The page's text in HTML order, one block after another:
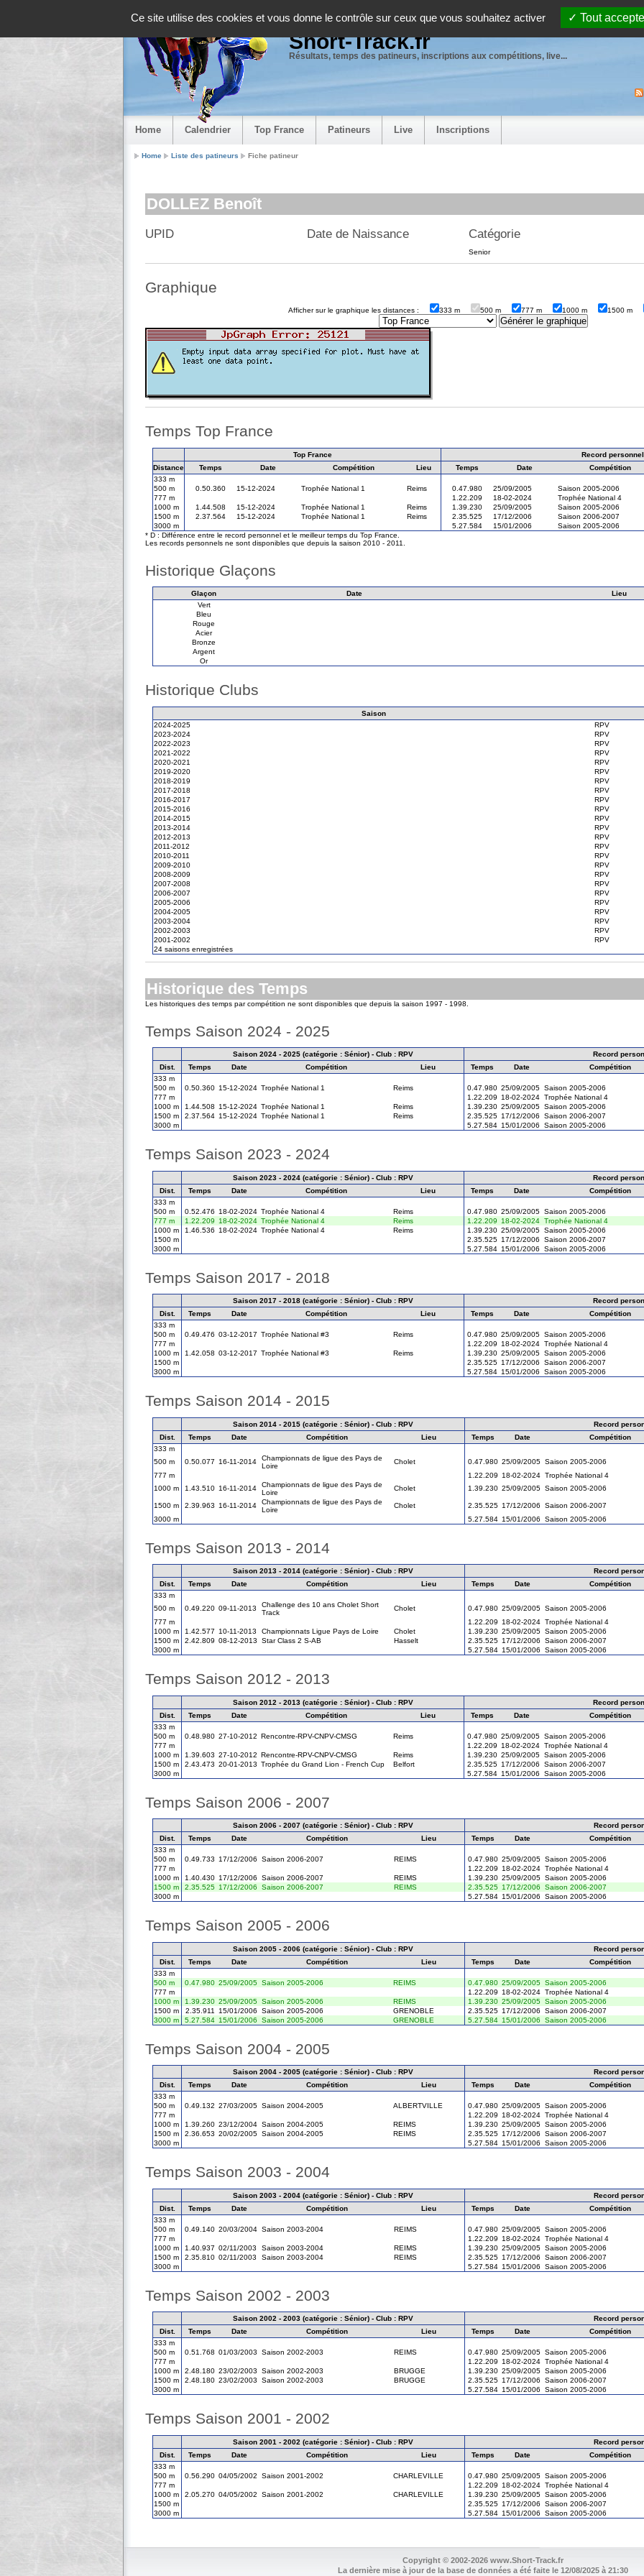
Ce site utilise des cookies et vous donne le contrôle sur ceux que vous souhaitez activer Tout
Short-Track.fr
Résultats, temps des patineurs, inscriptions aux compétitions, live...
Home Calendrier Top France Patineurs Live Inscriptions
Home Liste des patineurs Fiche patineur
DOLLEZ Benoît
UPID Date de Naissance Catégorie
Senior
Graphique
Afficher sur le graphique les distances : 333 m 500 m 777 m 1000 m 1500 m
Temps Top France
Top France
Record personnel
Distance
Temps Date Compétition Lieu Temps Date
Compétition
333 m
500 m
0.50.360 15-12-2024 Trophée National 1 Reims 0.47.980 25/09/2005
Saison 2005-2006
777 m
1.22.209 18-02-2024
Trophée National 4
1000 m
1.44.508 15-12-2024 Trophée National 1 Reims 1.39.230 25/09/2005
Saison 2005-2006
1500 m
2.37.564 15-12-2024 Trophée National 1 Reims 2.35.525 17/12/2006
Saison 2006-2007
3000 m
5.27.584 15/01/2006
Saison 2005-2006
* D : Différence entre le record personnel et le meilleur temps du Top France.
Les records personnels ne sont disponibles que depuis la saison 2010 - 2011.
Historique Glaçons
Glaçon Date
Lieu
Vert
Bleu
Rouge
Acier
Bronze
Argent
Or
Historique Clubs
Saison
2024-2025
RPV
2023-2024
RPV
2022-2023
RPV
2021-2022
RPV
2020-2021
RPV
2019-2020
RPV
2018-2019
RPV
2017-2018
RPV
2016-2017
RPV
2015-2016
RPV
2014-2015
RPV
2013-2014
RPV
2012-2013
RPV
2011-2012
RPV
2010-2011
RPV
2009-2010
RPV
2008-2009
RPV
2007-2008
RPV
2006-2007
RPV
2005-2006
RPV
2004-2005
RPV
2003-2004
RPV
2002-2003
RPV
2001-2002
RPV
24 saisons enregistrées
Historique des Temps
Les historiques des temps par compétition ne sont disponibles que depuis la saison 1997 - 1998.
Temps Saison 2024 - 2025
Saison 2024 - 2025 (catégorie : Sénior) - Club : RPV
Record
Dist.
Temps Date Compétition Lieu Temps Date
Compétition
333 m
500 m
0.50.360 15-12-2024 Trophée National 1 Reims 0.47.980 25/09/2005 Saison 2005-2006
777 m
1.22.209 18-02-2024 Trophée National 4
1000 m
1.44.508 15-12-2024 Trophée National 1 Reims 1.39.230 25/09/2005 Saison 2005-2006
1500 m
2.37.564 15-12-2024 Trophée National 1 Reims 2.35.525 17/12/2006
Saison 2006-2007
3000 m
5.27.584 15/01/2006 Saison 2005-2006
Temps Saison 2023 - 2024
Saison 2023 - 2024 (catégorie : Sénior) - Club : RPV
Record
Dist.
Temps Date Compétition Lieu Temps Date
Compétition
333 m
500 m
0.52.476 18-02-2024 Trophée National 4 Reims 0.47.980 25/09/2005 Saison 2005-2006
777 m
1.22.209 18-02-2024 Trophée National 4 Reims 1.22.209 18-02-2024 Trophée National 4
1000 m
1.46.536 18-02-2024 Trophée National 4 Reims 1.39.230 25/09/2005 Saison 2005-2006
1500 m
2.35.525 17/12/2006
Saison 2006-2007
3000 m
5.27.584 15/01/2006 Saison 2005-2006
Temps Saison 2017 - 2018
Saison 2017 - 2018 (catégorie : Sénior) - Club : RPV
Record
Dist.
Temps Date Compétition Lieu Temps Date
Compétition
333 m
500 m
0.49.476 03-12-2017 Trophée National #3 Reims 0.47.980 25/09/2005 Saison 2005-2006
777 m
1.22.209 18-02-2024 Trophée National 4
1000 m
1.42.058 03-12-2017 Trophée National #3 Reims 1.39.230 25/09/2005 Saison 2005-2006
1500 m
2.35.525 17/12/2006
Saison 2006-2007
3000 m
5.27.584 15/01/2006 Saison 2005-2006
Temps Saison 2014 - 2015
Saison 2014 - 2015 (catégorie : Sénior) - Club : RPV
Record
Dist.
Temps Date Compétition Lieu Temps Date
Compétition
333 m
500 m
0.50.077 16-11-2014
Championnats de ligue des Pays de
Loire
Cholet 0.47.980 25/09/2005 Saison 2005-2006
777 m
1.22.209 18-02-2024 Trophée National 4
1000 m
1.43.510 16-11-2014
Championnats de ligue des Pays de
Loire
Cholet 1.39.230 25/09/2005 Saison 2005-2006
1500 m 2.39.963 16-11-2014
Championnats de ligue des Pays de
Loire
Cholet 2.35.525 17/12/2006
Saison 2006-2007
3000 m
5.27.584 15/01/2006 Saison 2005-2006
Temps Saison 2013 - 2014
Saison 2013 - 2014 (catégorie : Sénior) - Club : RPV
Record
Dist.
Temps Date Compétition Lieu Temps Date
Compétition
333 m
500 m
0.49.220 09-11-2013
Challenge des 10 ans Cholet Short
Track
Cholet 0.47.980 25/09/2005 Saison 2005-2006
777 m
1.22.209 18-02-2024 Trophée National 4
1000 m
1.42.577 10-11-2013 Championnats Ligue Pays de Loire Cholet 1.39.230 25/09/2005 Saison 2005-2006
1500 m
2.42.809 08-12-2013 Star Class 2 S-AB Hasselt 2.35.525 17/12/2006
Saison 2006-2007
3000 m
5.27.584 15/01/2006 Saison 2005-2006
Temps Saison 2012 - 2013
Saison 2012 - 2013 (catégorie : Sénior) - Club : RPV
Record
Dist.
Temps Date Compétition Lieu Temps Date
Compétition
333 m
500 m
0.48.980 27-10-2012 Rencontre-RPV-CNPV-CMSG Reims 0.47.980 25/09/2005 Saison 2005-2006
777 m
1.22.209 18-02-2024 Trophée National 4
1000 m
1.39.603 27-10-2012 Rencontre-RPV-CNPV-CMSG Reims 1.39.230 25/09/2005 Saison 2005-2006
1500 m
2.43.473 20-01-2013 Trophée du Grand Lion - French Cup Belfort 2.35.525 17/12/2006
Saison 2006-2007
3000 m
5.27.584 15/01/2006 Saison 2005-2006
Temps Saison 2006 - 2007
Saison 2006 - 2007 (catégorie : Sénior) - Club : RPV
Record
Dist.
Temps Date Compétition Lieu Temps Date
Compétition
333 m
500 m
0.49.733 17/12/2006 Saison 2006-2007 REIMS 0.47.980 25/09/2005 Saison 2005-2006
777 m
1.22.209 18-02-2024 Trophée National 4
1000 m
1.40.430 17/12/2006 Saison 2006-2007 REIMS 1.39.230 25/09/2005 Saison 2005-2006
1500 m
2.35.525 17/12/2006 Saison 2006-2007 REIMS 2.35.525 17/12/2006
Saison 2006-2007
3000 m
5.27.584 15/01/2006 Saison 2005-2006
Temps Saison 2005 - 2006
Saison 2005 - 2006 (catégorie : Sénior) - Club : RPV
Record
Dist.
Temps Date Compétition Lieu Temps Date
Compétition
333 m
500 m
0.47.980 25/09/2005 Saison 2005-2006 REIMS 0.47.980 25/09/2005
Saison 2005-2006
777 m
1.22.209 18-02-2024 Trophée National 4
1000 m
1.39.230 25/09/2005 Saison 2005-2006 REIMS 1.39.230 25/09/2005
Saison 2005-2006
1500 m
2.35.911 15/01/2006 Saison 2005-2006 GRENOBLE 2.35.525 17/12/2006
Saison 2006-2007
3000 m
5.27.584 15/01/2006 Saison 2005-2006 GRENOBLE 5.27.584 15/01/2006 Saison 2005-2006
Temps Saison 2004 - 2005
Saison 2004 - 2005 (catégorie : Sénior) - Club : RPV
Record
Dist.
Temps Date Compétition Lieu Temps Date
Compétition
333 m
500 m
0.49.132 27/03/2005 Saison 2004-2005 ALBERTVILLE 0.47.980 25/09/2005 Saison 2005-2006
777 m
1.22.209 18-02-2024 Trophée National 4
1000 m
1.39.260 23/12/2004 Saison 2004-2005 REIMS 1.39.230 25/09/2005 Saison 2005-2006
1500 m
2.36.653 20/02/2005 Saison 2004-2005 REIMS 2.35.525 17/12/2006
Saison 2006-2007
3000 m
5.27.584 15/01/2006 Saison 2005-2006
Temps Saison 2003 - 2004
Saison 2003 - 2004 (catégorie : Sénior) - Club : RPV
Record
Dist.
Temps Date Compétition Lieu Temps Date
Compétition
333 m
500 m
0.49.140 20/03/2004 Saison 2003-2004 REIMS 0.47.980 25/09/2005 Saison 2005-2006
777 m
1.22.209 18-02-2024 Trophée National 4
1000 m
1.40.937 02/11/2003 Saison 2003-2004 REIMS 1.39.230 25/09/2005 Saison 2005-2006
1500 m
2.35.810 02/11/2003 Saison 2003-2004 REIMS 2.35.525 17/12/2006
Saison 2006-2007
3000 m
5.27.584 15/01/2006 Saison 2005-2006
Temps Saison 2002 - 2003
Saison 2002 - 2003 (catégorie : Sénior) - Club : RPV
Record
Dist.
Temps Date Compétition Lieu Temps Date
Compétition
333 m
500 m
0.51.768 01/03/2003 Saison 2002-2003 REIMS 0.47.980 25/09/2005 Saison 2005-2006
777 m
1.22.209 18-02-2024 Trophée National 4
1000 m
2.48.180 23/02/2003 Saison 2002-2003 BRUGGE 1.39.230 25/09/2005 Saison 2005-2006
1500 m
2.48.180 23/02/2003 Saison 2002-2003 BRUGGE 2.35.525 17/12/2006
Saison 2006-2007
3000 m
5.27.584 15/01/2006 Saison 2005-2006
Temps Saison 2001 - 2002
Saison 2001 - 2002 (catégorie : Sénior) - Club : RPV
Record
Dist.
Temps Date Compétition Lieu Temps Date
Compétition
333 m
500 m
0.56.290 04/05/2002 Saison 2001-2002 CHARLEVILLE 0.47.980 25/09/2005 Saison 2005-2006
777 m
1.22.209 18-02-2024 Trophée National 4
1000 m
2.05.270 04/05/2002 Saison 2001-2002 CHARLEVILLE 1.39.230 25/09/2005 Saison 2005-2006
1500 m
2.35.525 17/12/2006
Saison 2006-2007
3000 m
5.27.584 15/01/2006 Saison 2005-2006
Copyright © 2002-2026 www.Short-Track.fr
La dernière mise à jour de la base de données a été faite le 12/08/2025 à 21:30